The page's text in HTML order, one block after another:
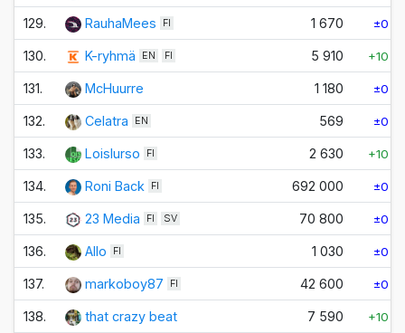
129. RauhaMees FI 1 670 ±0
130. K-ryhmä EN FI 5 910 +10
131. McHuurre 1 180 ±0
132. Celatra EN 569 ±0
133. Loislurso FI 2 630 +10
134. Roni Back FI 692 000 ±0
135. 23 Media FI SV 70 800 ±0
136. Allo FI 1 030 ±0
137. markoboy87 FI 42 600 ±0
138. that crazy beat 7 590 +10